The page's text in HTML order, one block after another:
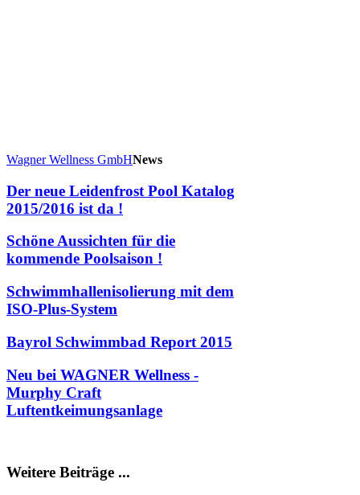
Wagner Wellness GmbHNews
Der neue Leidenfrost Pool Katalog
2015/2016 ist da !
Schöne Aussichten für die
kommende Poolsaison !
Schwimmhallenisolierung mit dem
ISO-Plus-System
Bayrol Schwimmbad Report 2015
Neu bei WAGNER Wellness -
Murphy Craft
Luftentkeimungsanlage
Weitere Beiträge ...